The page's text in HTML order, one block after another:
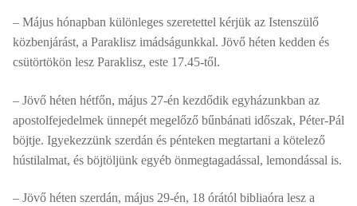
– Május hónapban különleges szeretettel kérjük az Istenszülő
közbenjárást, a Paraklisz imádságunkkal. Jövő héten kedden és
csütörtökön lesz Paraklisz, este 17.45-től.
– Jövő héten hétfőn, május 27-én kezdődik egyházunkban az
apostolfejedelmek ünnepét megelőző bűnbánati időszak, Péter-Pál
böjtje. Igyekezzünk szerdán és pénteken megtartani a kötelező
hústilalmat, és böjtöljünk egyéb önmegtagadással, lemondással is.
– Jövő héten szerdán, május 29-én, 18 órától bibliaóra lesz a